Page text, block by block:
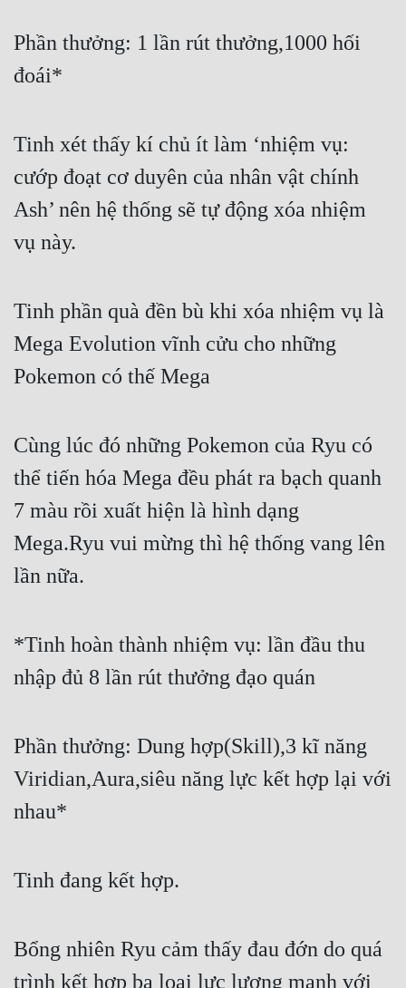
Phần thưởng: 1 lần rút thưởng,1000 hối
đoái*
Tinh xét thấy kí chủ ít làm ‘nhiệm vụ:
cướp đoạt cơ duyên của nhân vật chính
Ash’ nên hệ thống sẽ tự động xóa nhiệm
vụ này.
Tinh phần quà đền bù khi xóa nhiệm vụ là
Mega Evolution vĩnh cửu cho những
Pokemon có thế Mega
Cùng lúc đó những Pokemon của Ryu có
thể tiến hóa Mega đều phát ra bạch quanh
7 màu rồi xuất hiện là hình dạng
Mega.Ryu vui mừng thì hệ thống vang lên
lần nữa.
*Tinh hoàn thành nhiệm vụ: lần đầu thu
nhập đủ 8 lần rút thưởng đạo quán
Phần thưởng: Dung hợp(Skill),3 kĩ năng
Viridian,Aura,siêu năng lực kết hợp lại với
nhau*
Tinh đang kết hợp.
Bổng nhiên Ryu cảm thấy đau đớn do quá
trình kết hợp ba loại lực lượng mạnh với